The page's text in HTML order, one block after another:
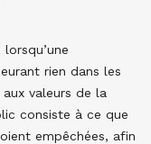
rien dans les
valeurs de la
consiste à ce que
empêchées, afin